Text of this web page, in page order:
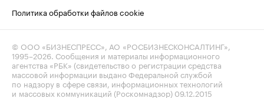
Политика обработки файлов cookie
© ООО «БИЗНЕСПРЕСС», АО «РОСБИЗНЕСКОНСАЛТИНГ»,
1995–2026 . Сообщения и материалы информационного
агентства «РБК» (свидетельство о регистрации средства
массовой информации выдано Федеральной службой
по надзору в сфере связи, информационных технологий
и массовых коммуникаций (Роскомнадзор) 09.12.2015